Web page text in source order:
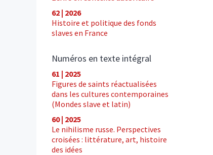
62 | 2026
Histoire et politique des fonds
slaves en France
Numéros en texte intégral
61 | 2025
Figures de saints réactualisées
dans les cultures contemporaines
(Mondes slave et latin)
60 | 2025
Le nihilisme russe. Perspectives
croisées : littérature, art, histoire
des idées